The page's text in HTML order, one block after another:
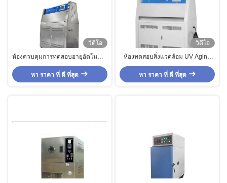
วิดีโอ
ห้องควบคุมการทดสอบอายุอัตโนมัติ,
อุปกรณ์การทดสอบ UV ที่มีความ
แม่นยำสูง
หา ราคา ที่ ดี ที่สุด
วิดีโอ
ห้องทดสอบสิ่งแวดล้อม UV Aging
อุตสาหกรรม PID SSR Control ห้อง
ทดสอบอายุเร่ง
หา ราคา ที่ ดี ที่สุด